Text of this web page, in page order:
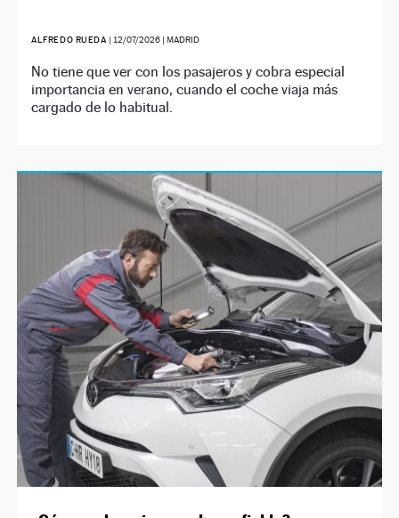
ALFREDO RUEDA | 12/07/2026| MADRID
No tiene que ver con los pasajeros y cobra especial
importancia en verano, cuando el coche viaja más
cargado de lo habitual.